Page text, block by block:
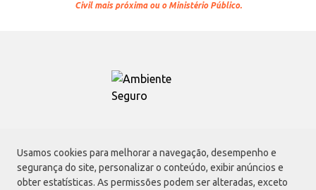
Usamos cookies para melhorar a navegação, desempenho e
segurança do site, personalizar o conteúdo, exibir anúncios e
obter estatísticas. As permissões podem ser alteradas, exceto
Civil mais próxima ou o Ministério Público.
Atacadão S.A.
Avenida Morvan Dias de Figueiredo, 6169, Vila Maria, São Paulo - SP | CEP
02170-901 | CNPJ: 75.315.333/0001-09